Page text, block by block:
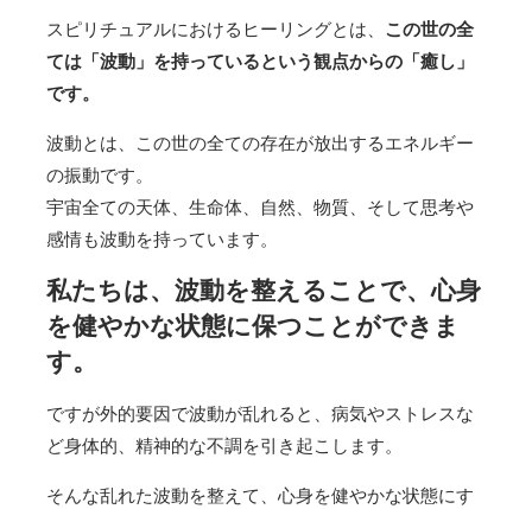
スピリチュアルにおけるヒーリングとは、 この世の全
ては「波動」を持っているという観点からの「癒し」
です。
波動とは、この世の全ての存在が放出するエネルギー
の振動です。
宇宙全ての天体、生命体、自然、物質、そして思考や
感情も波動を持っています。
私たちは、波動を整えることで、心身
を健やかな状態に保つことができま
す。
ですが外的要因で波動が乱れると、病気やストレスな
ど身体的、精神的な不調を引き起こします。
そんな乱れた波動を整えて、心身を健やかな状態にす